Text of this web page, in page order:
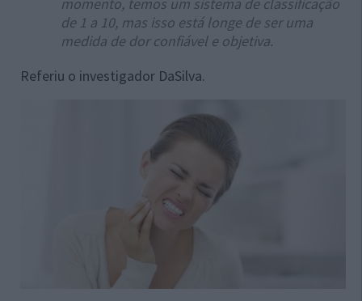
de 1 a 10, mas isso está longe de ser uma
medida de dor confiável e objetiva.
Referiu o investigador DaSilva.